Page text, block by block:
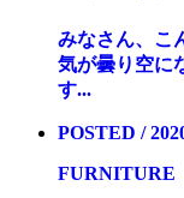
みなさん、こ
気が曇り空に
す...
POSTED /
FURNITURE